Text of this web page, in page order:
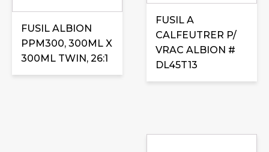
FUSIL ALBION
PPM300, 300ML X
300ML TWIN, 26:1
FUSIL A
CALFEUTRER P/
VRAC ALBION #
DL45T13